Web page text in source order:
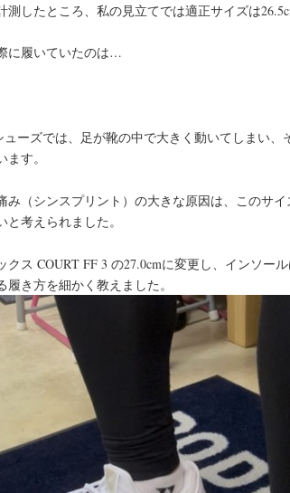
測したところ、私の見立てでは適正サイズは
に履いていたのは…
ューズでは、足が靴の中で大きく動いてしまい、
す。
み（シンスプリント）の大きな原因は、このサイ
と考えられました。
クス COURT FF 3 の27.0cmに変更し、インソール
履き方を細かく教えました。